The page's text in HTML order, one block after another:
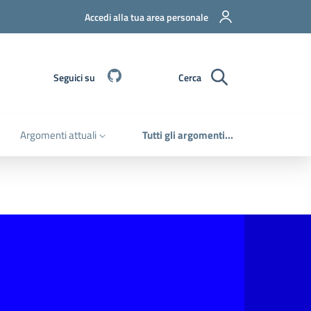
Accedi alla tua area personale
Seguici su Cerca
Argomenti attuali Tutti gli argomenti...